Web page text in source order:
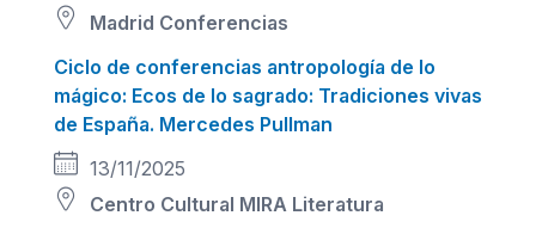
Madrid Conferencias
Ciclo de conferencias antropología de lo
mágico: Ecos de lo sagrado: Tradiciones vivas
de España. Mercedes Pullman
13/11/2025
Centro Cultural MIRA Literatura